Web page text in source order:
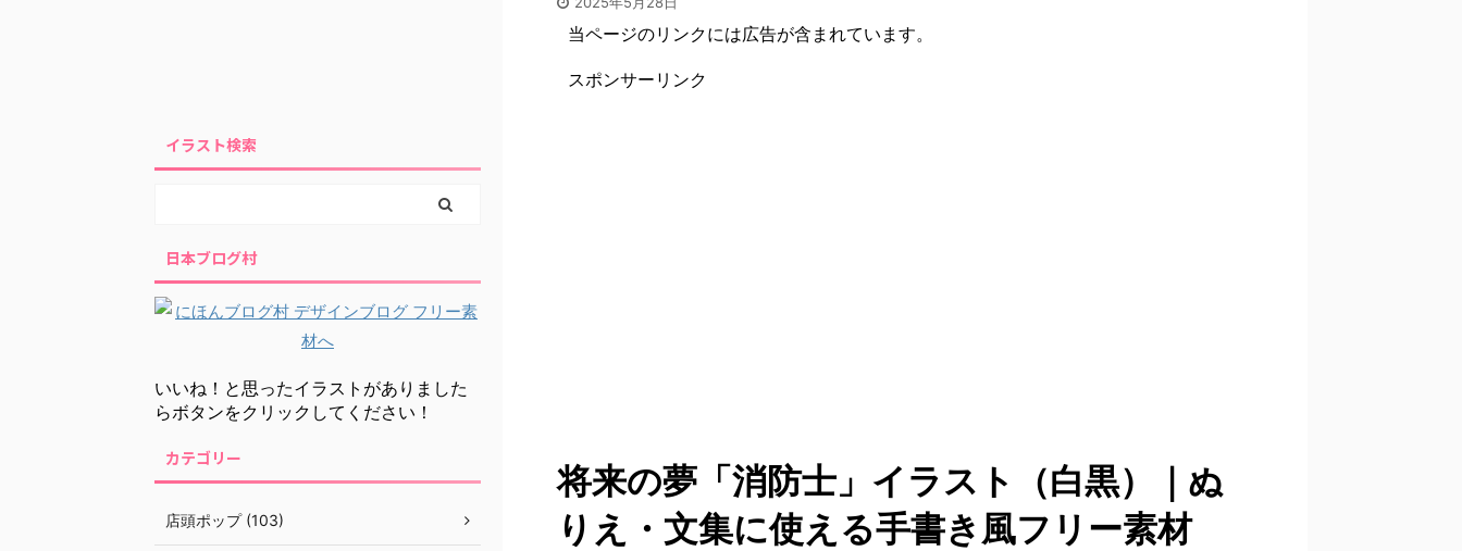
当ページのリンクには広告が含まれています。
スポンサーリンク
将来の夢「消防士」イラスト（白黒）｜ぬ
りえ・文集に使える手書き風フリー素材
イラスト検索
日本ブログ村
いいね！と思ったイラストがありました
らボタンをクリックしてください！
カテゴリー
店頭ポップ (103)